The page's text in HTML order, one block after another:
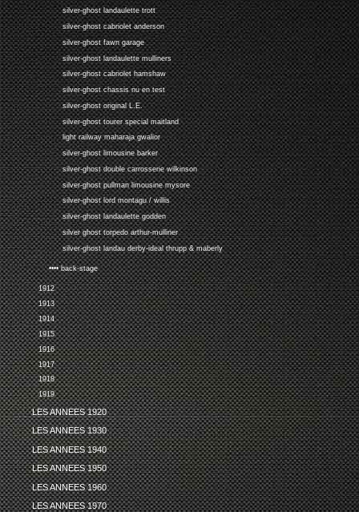
silver-ghost landaulette trott
silver-ghost cabriolet anderson
silver-ghost fawn garage
silver-ghost landaulette mulliners
silver-ghost cabriolet hamshaw
silver-ghost chassis nu en test
silver-ghost original L.E.
silver-ghost tourer special maitland
light railway maharaja gwalior
silver-ghost limousine barker
silver-ghost double carrosserie wilkinson
silver-ghost pullman limousine mysore
silver-ghost lord montagu / willis
silver-ghost landaulette godden
silver ghost torpedo arthur-mulliner
silver-ghost landau derby-ideal thrupp & maberly
•••• back-stage
1912
1913
1914
1915
1916
1917
1918
1919
LES ANNEES 1920
LES ANNEES 1930
LES ANNEES 1940
LES ANNEES 1950
LES ANNEES 1960
LES ANNEES 1970